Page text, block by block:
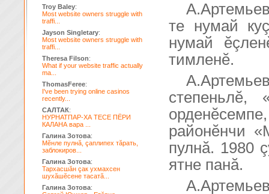
те нумай
нумай
тимленĕ.
степеньлĕ,
районĕнчи
пулнă. 1980
ятне панă.
Troy Baley:
Most website owners struggle with
traffi...
Jayson Singletary:
Most website owners struggle with
traffi...
Theresa Filson:
What if your website traffic actually
ma...
ThomasFeree:
I've been trying online casinos
recently...
САЛТАК:
НУРНАТПАР-ХА ТЕСЕ ПЁРИ
КАЛАНА вара ...
Галина Зотова:
Мĕнле пулнă, çаплипех тăрать,
заблокиров...
Галина Зотова:
Тархасшăн çак ухмахсен
шухăшĕсене тасатă...
Галина Зотова: